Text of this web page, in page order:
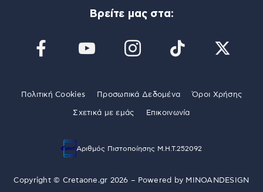
Βρείτε μας στα:
Πολιτική Cookies Προσωπικά Δεδομένα Όροι Χρήσης
Σχετικά με εμάς Επικοινωνία
Αριθμός Πιστοποίησης Μ.Η.Τ.252092
Copyright © Cretaone.gr 2026 – Powered by MINOANDESIGN